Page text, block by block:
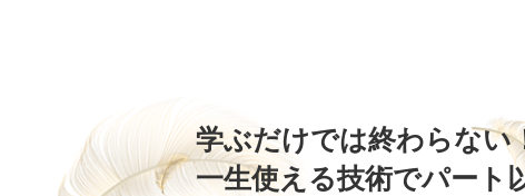
学ぶだけでは終わらない
一生使える技術でパート